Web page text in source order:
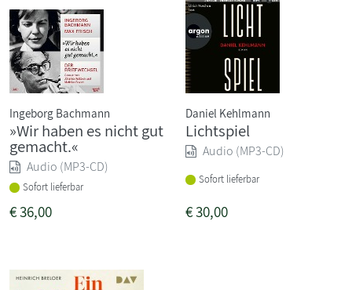
Ingeborg Bachmann
»Wir haben es nicht gut
gemacht.«
Audio (MP3-CD)
Sofort lieferbar
€36,00
Daniel Kehlmann
Lichtspiel
Audio (MP3-CD)
Sofort lieferbar
€30,00